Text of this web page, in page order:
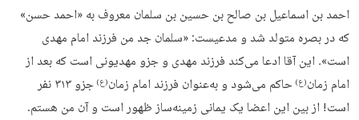
احمد بن اسماعیل بن صالح بن حسین بن سلمان معروف به «احمد حسن»
که در بصره متولد شد و مدعیست: «سلمان جد من فرزند امام مهدی
است». این آقا ادعا می‌کند فرزند مهدی و جزو مهدیونی است که بعد از
امام زمان(ع) حاکم می‌شود و به‌عنوان فرزند امام زمان(ع)
جزو ۳۱۳ نفر
است! از بین این اعضا یک یمانی زمینه‌ساز ظهور است و آن من هستم.